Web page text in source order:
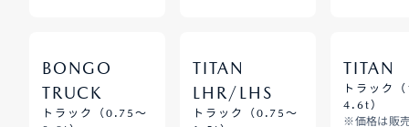
BONGO
TRUCK
トラック（0.75～
TITAN
LHR/LHS
トラック（0.75～
TITAN
トラック
4.6t）
※価格は販